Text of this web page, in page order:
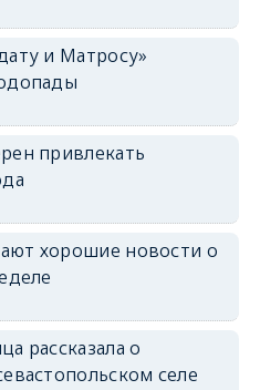
и Матросу»
привлекать
хорошие новости о
рассказала о
селе